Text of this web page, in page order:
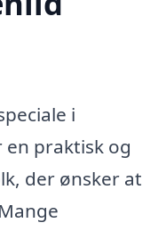
i
praktisk og
der ønsker at